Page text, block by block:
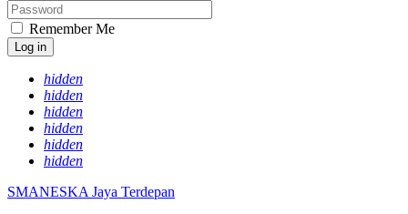
Remember Me
Log in
hidden
hidden
hidden
hidden
hidden
hidden
SMANESKA Jaya Terdepan